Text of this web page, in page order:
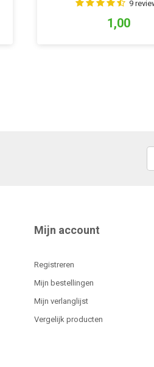
9
1,00
Mijn account
Registreren
Mijn bestellingen
Mijn verlanglijst
Vergelijk producten